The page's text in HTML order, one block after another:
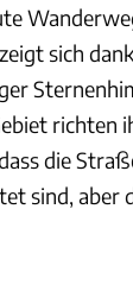
sich
richten
die
sind, aber